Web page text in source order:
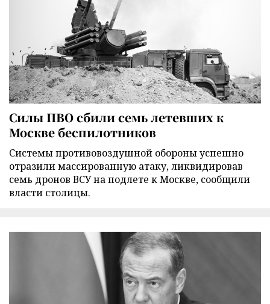
Силы ПВО сбили семь летевших к
Москве беспилотников
Cистемы противовоздушной обороны успешно
отразили массированную атаку, ликвидировав
семь дронов ВСУ на подлете к Москве, сообщили
власти столицы.